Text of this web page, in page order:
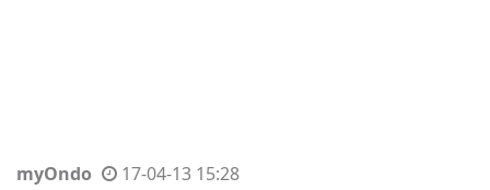
myOndo 17-04-13 15:28